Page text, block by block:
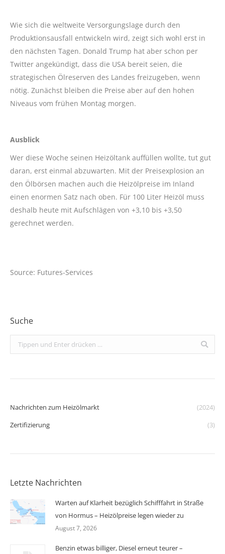
Wie sich die weltweite Versorgungslage durch den
Produktionsausfall entwickeln wird, zeigt sich wohl erst in
den nächsten Tagen. Donald Trump hat aber schon per
Twitter angekündigt, dass die USA bereit seien, die
strategischen Ölreserven des Landes freizugeben, wenn
nötig. Zunächst bleiben die Preise aber auf den hohen
Niveaus vom frühen Montag morgen.
Ausblick
Wer diese Woche seinen Heizöltank auffüllen wollte, tut gut
daran, erst einmal abzuwarten. Mit der Preisexplosion an
den Ölbörsen machen auch die Heizölpreise im Inland
einen enormen Satz nach oben. Für 100 Liter Heizöl muss
deshalb heute mit Aufschlägen von +3,10 bis +3,50
gerechnet werden.
Source: Futures-Services
Suche
Search:
Nachrichten zum Heizölmarkt
(2024)
Zertifizierung
(3)
Letzte Nachrichten
Warten auf Klarheit bezüglich Schifffahrt in Straße
von Hormus – Heizölpreise legen wieder zu
August 7, 2026
Benzin etwas billiger, Diesel erneut teurer –